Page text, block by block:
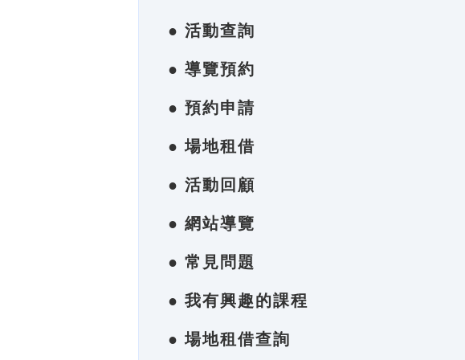
● 活動查詢
● 導覽預約
● 預約申請
● 場地租借
● 活動回顧
● 網站導覽
● 常見問題
● 我有興趣的課程
● 場地租借查詢